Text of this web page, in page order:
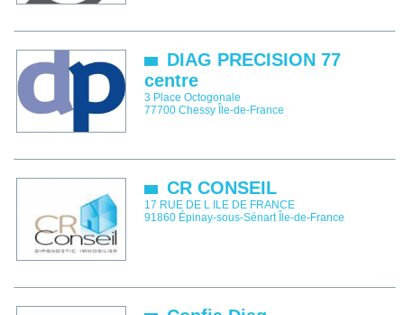
DIAG PRECISION 77
centre
3 Place Octogonale
77700 Chessy Île-de-France
CR CONSEIL
17 RUE DE L ILE DE FRANCE
91860 Épinay-sous-Sénart Île-de-France